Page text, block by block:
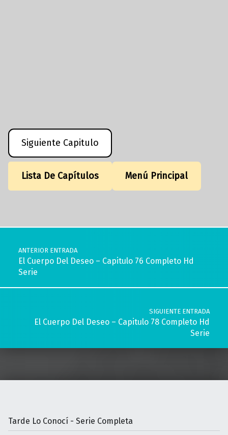
Siguiente Capitulo
Lista De Capítulos Menú Principal
Navegación de entradas
ANTERIOR ENTRADA
El Cuerpo Del Deseo – Capitulo 76 Completo Hd
Serie
SIGUIENTE ENTRADA
El Cuerpo Del Deseo – Capitulo 78 Completo Hd
Serie
Tarde Lo Conocí - Serie Completa